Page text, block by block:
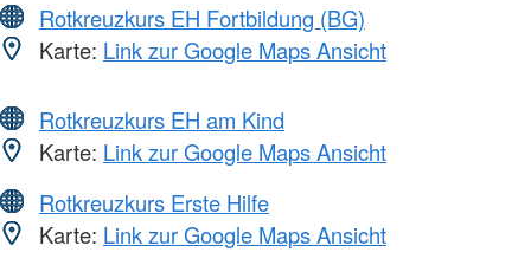
Rotkreuzkurs EH Fortbildung (BG)
Karte: Link zur Google Maps Ansicht
Rotkreuzkurs EH am Kind
Karte: Link zur Google Maps Ansicht
Rotkreuzkurs Erste Hilfe
Karte: Link zur Google Maps Ansicht